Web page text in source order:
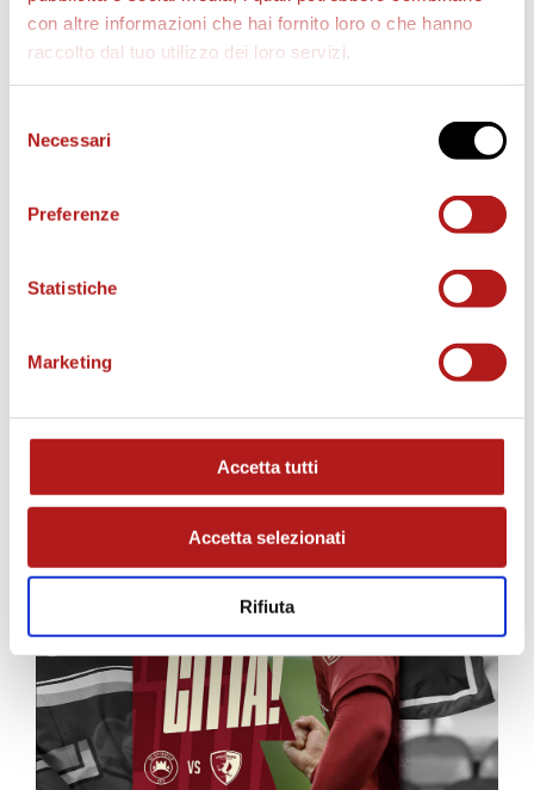
con altre informazioni che hai fornito loro o che hanno
raccolto dal tuo utilizzo dei loro servizi.
delNecessari
Preferenze
Statistiche
Marketing
Accetta tutti
Accetta selezionati
Rifiuta
MATCH PROGRAM